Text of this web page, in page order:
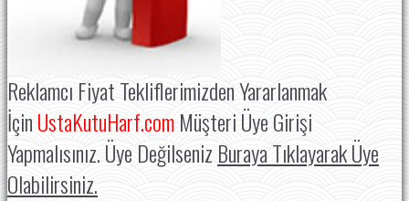
Reklamcı Fiyat Tekliflerimizden Yararlanmak
İçinUstaKutuHarf.comMüşteri Üye Girişi
Yapmalısınız. Üye Değilseniz Buraya Tıklayarak Üye
Olabilirsiniz.